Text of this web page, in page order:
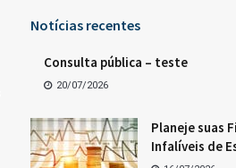
Notícias recentes
Consulta pública – teste
20/07/2026
Planeje suas
Infalíveis de